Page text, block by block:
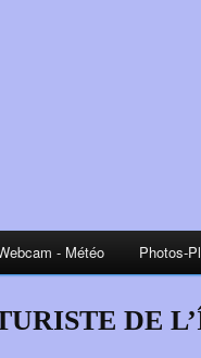
- Météo Photos-
DE